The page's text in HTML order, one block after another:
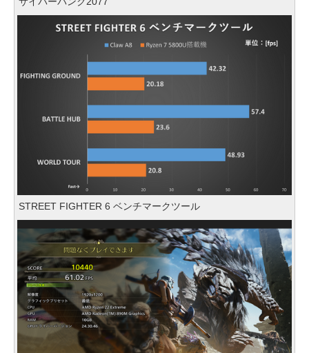
STREET FIGHTER 6 ベンチマークツール